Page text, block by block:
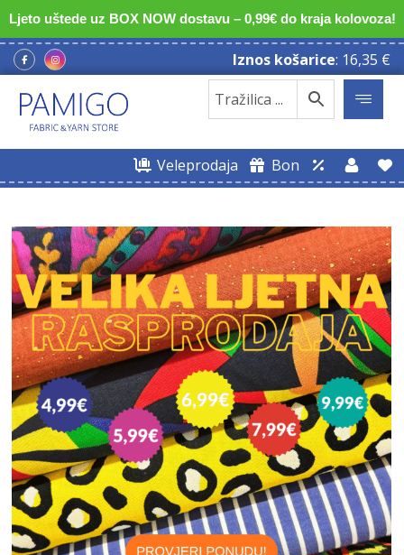
Ljeto uštede uz BOX NOW dostavu – 0,99€ do kraja kolovoza!
Iznos košarice: 16,35 €
Veleprodaja Bon